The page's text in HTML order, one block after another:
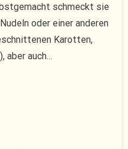
schmeckt sie
oder einer anderen
Karotten,
aber auch…